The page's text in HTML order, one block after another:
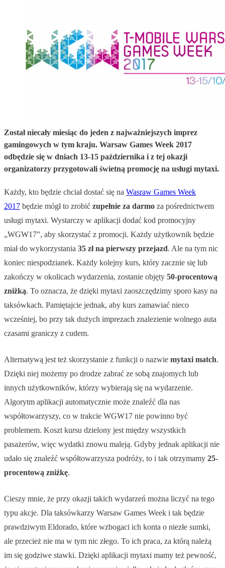
Został niecały miesiąc do jeden z najważniejszych imprez
gamingowych w tym kraju. Warsaw Games Week 2017
odbędzie się w dniach 13-15 października i z tej okazji
organizatorzy przygotowali świetną promocję na usługi mytaxi.
Każdy, kto będzie chciał dostać się na Wasraw Games Week
2017 będzie mógł to zrobić zupełnie za darmo za pośrednictwem
usługi mytaxi. Wystarczy w aplikacji dodać kod promocyjny
„WGW17”, aby skorzystać z promocji. Każdy użytkownik będzie
miał do wykorzystania 35 zł na pierwszy przejazd. Ale na tym nic
koniec niespodzianek. Każdy kolejny kurs, który zacznie się lub
zakończy w okolicach wydarzenia, zostanie objęty 50-procentową
zniżką. To oznacza, że dzięki mytaxi zaoszczędzimy sporo kasy na
taksówkach. Pamiętajcie jednak, aby kurs zamawiać nieco
wcześniej, bo przy tak dużych imprezach znalezienie wolnego auta
czasami graniczy z cudem.
Alternatywą jest też skorzystanie z funkcji o nazwie mytaxi match.
Dzięki niej możemy po drodze zabrać ze sobą znajomych lub
innych użytkowników, którzy wybierają się na wydarzenie.
Algorytm aplikacji automatycznie może znaleźć dla nas
współtowarzyszy, co w trakcie WGW17 nie powinno być
problemem. Koszt kursu dzielony jest między wszystkich
pasażerów, więc wydatki znowu maleją. Gdyby jednak aplikacji nie
udało się znaleźć współtowarzysza podróży, to i tak otrzymamy 25-
procentową zniżkę.
Cieszy mnie, że przy okazji takich wydarzeń można liczyć na tego
typu akcje. Dla taksówkarzy Warsaw Games Week i tak będzie
prawdziwym Eldorado, które wzbogaci ich konta o niezłe sumki,
ale przecież nie ma w tym nic złego. To ich praca, za którą należą
im się godziwe stawki. Dzięki aplikacji mytaxi mamy też pewność,